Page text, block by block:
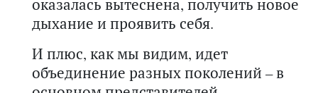
оказалась вытеснена, получить новое
дыхание и проявить себя.
И плюс, как мы видим, идет
объединение разных поколений – в